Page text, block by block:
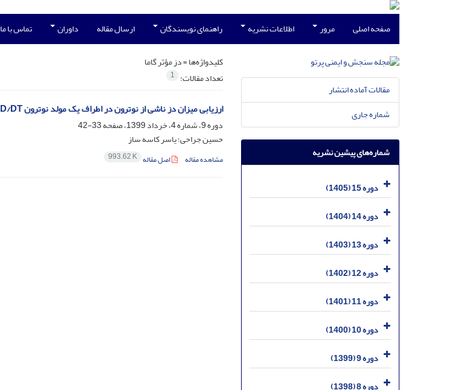
صفحه اصلی مرور اطلاعات نشریه راهنمای نویسندگان ارسال مقاله داوران تماس با ما
کلیدواژه‌ها =دز مؤثر گاما
تعداد مقالات: 1
ارزیابی میزان دز ناشی از نوترون در اطراف یک مولد نوترون DD/DT و طراحی حفاظ مناسب جهت ایستادن کاربر
دوره 9، شماره 4، خرداد 1399، صفحه
33-42
حسین جراحی؛ یاسر کاسه ساز
مشاهده مقاله اصل مقاله 993.62 K
مقالات آماده انتشار
شماره جاری
شماره‌های پیشین نشریه
دوره 15 (1405)
دوره 14 (1404)
دوره 13 (1403)
دوره 12 (1402)
دوره 11 (1401)
دوره 10 (1400)
دوره 9 (1399)
دوره 8 (1398)